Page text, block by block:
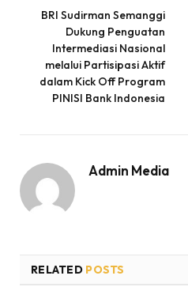
BRI Sudirman Semanggi
Dukung Penguatan
Intermediasi Nasional
melalui Partisipasi Aktif
dalam Kick Off Program
PINISI Bank Indonesia
Admin Media
RELATED POSTS